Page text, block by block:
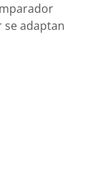
adaptan